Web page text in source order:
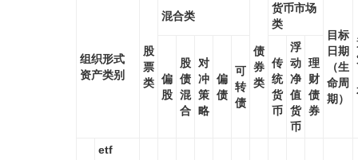
组织形式
资产类别
股
票
类
混合类
债
券
类
货币市场
类
目标
日期
（生
命周
期）
偏
股
股
债
混
合
对
冲
策
略
偏
债
可
转
债
传
统
货
币
浮
动
净
值
货
币
理
财
债
券
etf